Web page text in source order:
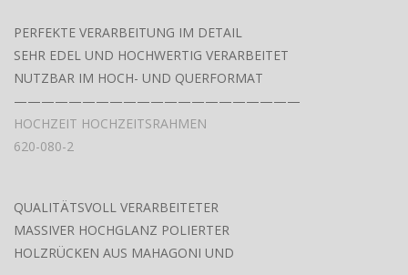
PERFEKTE VERARBEITUNG IM DETAIL
SEHR EDEL UND HOCHWERTIG VERARBEITET
NUTZBAR IM HOCH- UND QUERFORMAT
—————————————————————
HOCHZEIT HOCHZEITSRAHMEN
620-080-2
QUALITÄTSVOLL VERARBEITETER
MASSIVER HOCHGLANZ POLIERTER
HOLZRÜCKEN AUS MAHAGONI UND